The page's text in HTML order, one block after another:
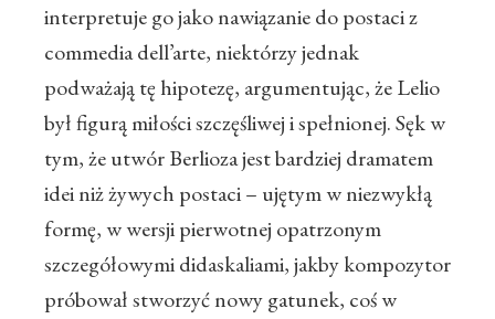
interpretuje go jako nawiązanie do postaci z
commedia dell’arte, niektórzy jednak
podważają tę hipotezę, argumentując, że Lelio
był figurą miłości szczęśliwej i spełnionej. Sęk w
tym, że utwór Berlioza jest bardziej dramatem
idei niż żywych postaci – ujętym w niezwykłą
formę, w wersji pierwotnej opatrzonym
szczegółowymi didaskaliami, jakby kompozytor
próbował stworzyć nowy gatunek, coś w